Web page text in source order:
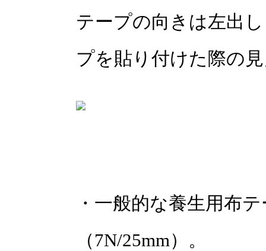
テープの向きは左出
プを貼り付けた際の
・一般的な養生用布
（7N/25mm）。